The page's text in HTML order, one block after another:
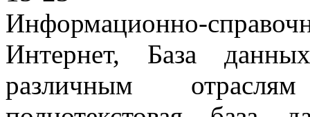
Информационно-
Интернет, База
различным